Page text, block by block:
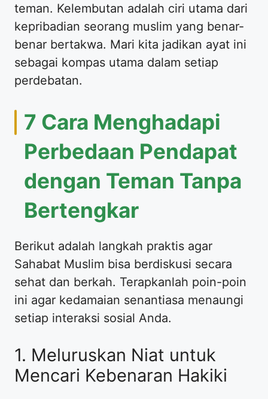
teman. Kelembutan adalah ciri utama dari
kepribadian seorang muslim yang benar-
benar bertakwa. Mari kita jadikan ayat ini
sebagai kompas utama dalam setiap
perdebatan.
7 Cara Menghadapi
Perbedaan Pendapat
dengan Teman Tanpa
Bertengkar
Berikut adalah langkah praktis agar
Sahabat Muslim bisa berdiskusi secara
sehat dan berkah. Terapkanlah poin-poin
ini agar kedamaian senantiasa menaungi
setiap interaksi sosial Anda.
1. Meluruskan Niat untuk
Mencari Kebenaran Hakiki